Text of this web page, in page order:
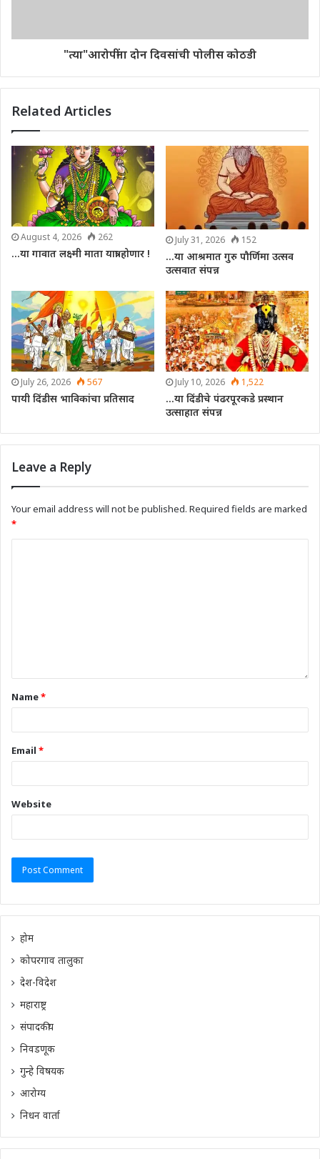
"त्या"आरोपींना दोन दिवसांची पोलीस कोठडी
Related Articles
August 4, 2026 262
…या गावात लक्ष्मी माता यात्रा होणार !
July 31, 2026 152
…या आश्रमात गुरु पौर्णिमा उत्सव
उत्सवात संपन्न
July 26, 2026 567
पायी दिंडीस भाविकांचा प्रतिसाद
July 10, 2026 1,522
…या दिंडीचे पंढरपूरकडे प्रस्थान
उत्साहात संपन्न
Leave a Reply
Your email address will not be published. Required fields are marked
*
Name*
Email *
Website
होम
कोपरगाव तालुका
देश-विदेश
महाराष्ट्र
संपादकीय
निवडणूक
गुन्हे विषयक
आरोग्य
निधन वार्ता